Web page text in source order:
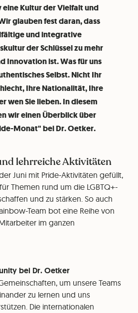
Kultur der Vielfalt und
glauben fest daran, dass
und integrative
der Schlüssel zu mehr
Innovation ist. Was für uns
Selbst. Nicht Ihr
Ihre Nationalität, Ihre
wen Sie lieben. In diesem
wir einen Überblick über
Monat" bei Dr. Oetker.
lehrreiche Aktivitäten
Juni mit Pride-Aktivitäten gefüllt,
Themen rund um die LGBTQ+-
und zu stärken. So auch
Team bot eine Reihe von
im ganzen
bei Dr. Oetker
um unsere Teams
zu lernen und uns
Die internationalen